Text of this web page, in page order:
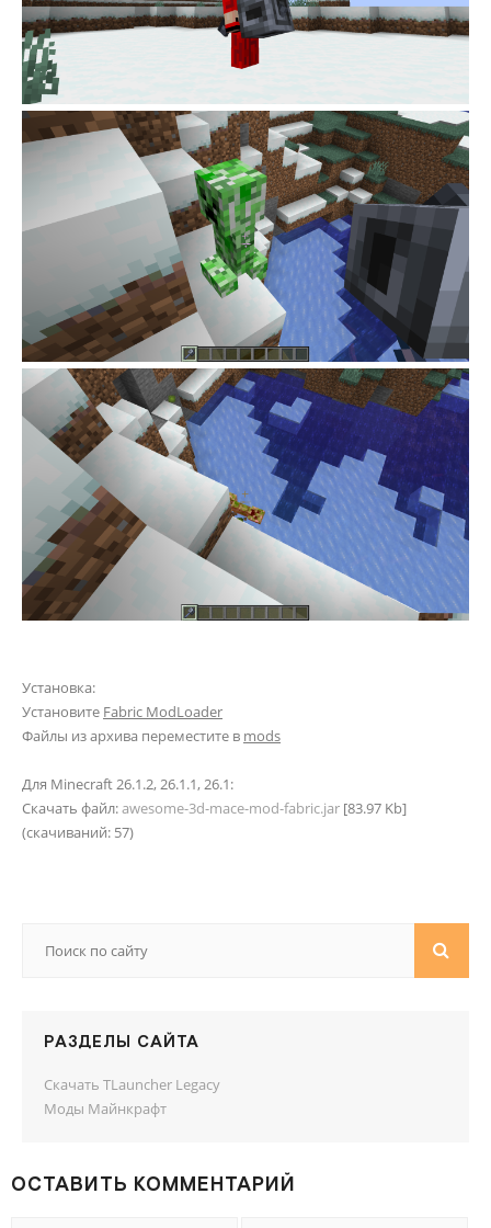
Установка:
Установите Fabric ModLoader
Файлы из архива переместите в mods
Для Minecraft 26.1.2, 26.1.1, 26.1:
Скачать файл:awesome-3d-mace-mod-fabric.jar
(cкачиваний: 57)
РАЗДЕЛЫ САЙТА
Скачать TLauncher Legacy
Моды Майнкрафт
ОСТАВИТЬ КОММЕНТАРИЙ